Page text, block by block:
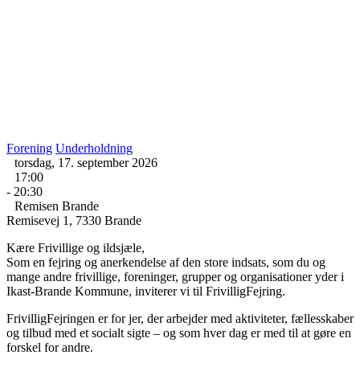
Forening Underholdning
torsdag, 17. september 2026
17:00
- 20:30
Remisen Brande
Remisevej 1, 7330 Brande
Kære Frivillige og ildsjæle,
Som en fejring og anerkendelse af den store indsats, som du og
mange andre frivillige, foreninger, grupper og organisationer yder i
Ikast-Brande Kommune, inviterer vi til FrivilligFejring.
FrivilligFejringen er for jer, der arbejder med aktiviteter, fællesskaber
og tilbud med et socialt sigte – og som hver dag er med til at gøre en
forskel for andre.